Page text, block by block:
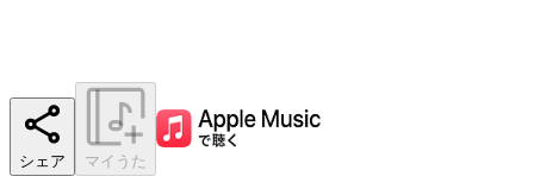
シェア マイうた